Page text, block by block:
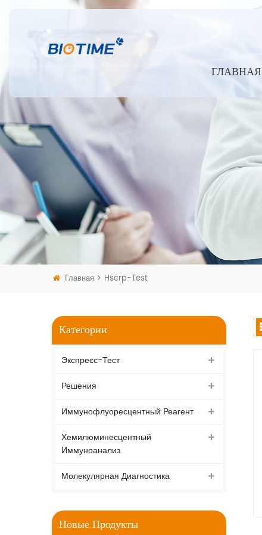
ГЛАВНАЯ
Главная Hscrp-Test
Категории
Экспресс-Тест
Решения
Иммунофлуоресцентный Реагент
Хемилюминесцентный
Иммуноанализ
Молекулярная Диагностика
Новые Продукты